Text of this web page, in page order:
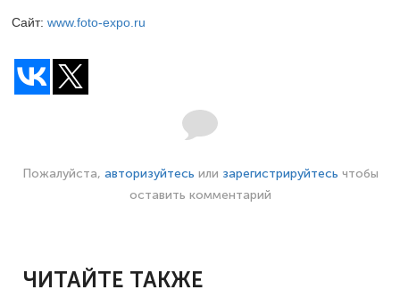
Сайт: www.foto-expo.ru
Пожалуйста, авторизуйтесь или зарегистрируйтесь чтобы
оставить комментарий
ЧИТАЙТЕ ТАКЖЕ